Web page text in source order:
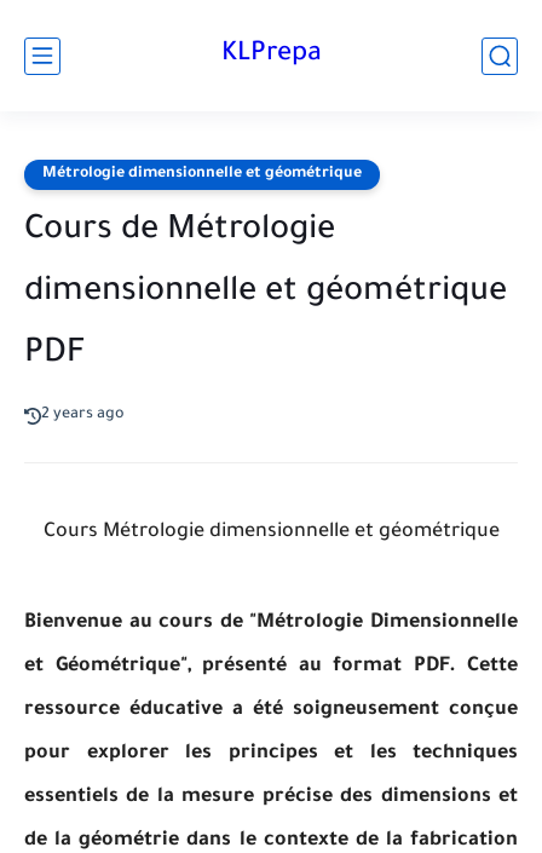
KLPrepa
Métrologie dimensionnelle et géométrique
Cours de Métrologie
dimensionnelle et géométrique
PDF
2 years ago
Cours Métrologie dimensionnelle et géométrique
Bienvenue au cours de "Métrologie Dimensionnelle
et Géométrique", présenté au format PDF. Cette
ressource éducative a été soigneusement conçue
pour explorer les principes et les techniques
essentiels de la mesure précise des dimensions et
de la géométrie dans le contexte de la fabrication